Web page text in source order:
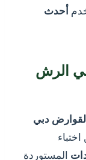
أحدث
الرش
دبي
المستوردة